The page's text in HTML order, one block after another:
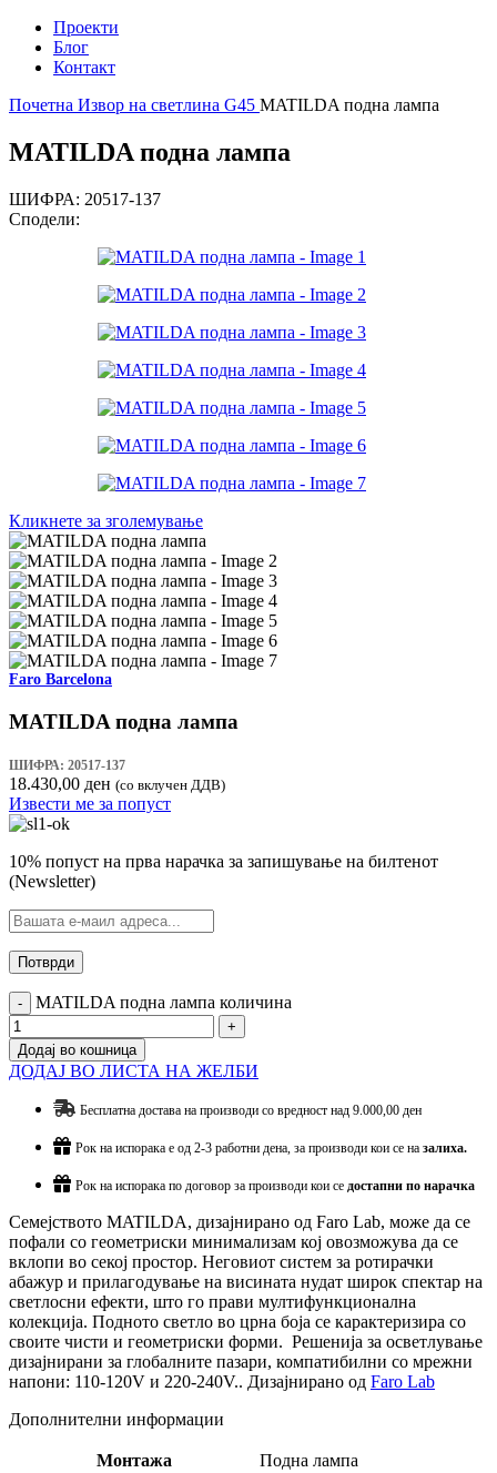
Проекти
Блог
Контакт
Почетна Извор на светлина G45 MATILDA подна лампа
MATILDA подна лампа
ШИФРА: 20517-137
Сподели:
Кликнете за зголемување
Faro Barcelona
MATILDA подна лампа
ШИФРА: 20517-137
18.430,00 ден (со вклучен ДДВ)
Извести ме за попуст
10% попуст на прва нарачка за запишување на билтенот
(Newsletter)
MATILDA подна лампа количина
Додај во кошница
ДОДАЈ ВО ЛИСТА НА ЖЕЛБИ
Бесплатна достава на производи со вредност над 9.000,00 ден
Рок на испорака е од 2-3 работни дена, за производи кои се на залиха.
Рок на испорака по договор за производи кои се достапни по нарачка
Семејството MATILDA, дизајнирано од Faro Lab, може да се
пофали со геометриски минимализам кој овозможува да се
вклопи во секој простор. Неговиот систем за ротирачки
абажур и прилагодување на висината нудат широк спектар на
светлосни ефекти, што го прави мултифункционална
колекција. Подното светло во црна боја се карактеризира со
своите чисти и геометриски форми. Решенија за осветлување
дизајнирани за глобалните пазари, компатибилни со мрежни
напони: 110-120V и 220-240V.. Дизајнирано од Faro Lab
Дополнителни информации
Монтажа Подна лампа